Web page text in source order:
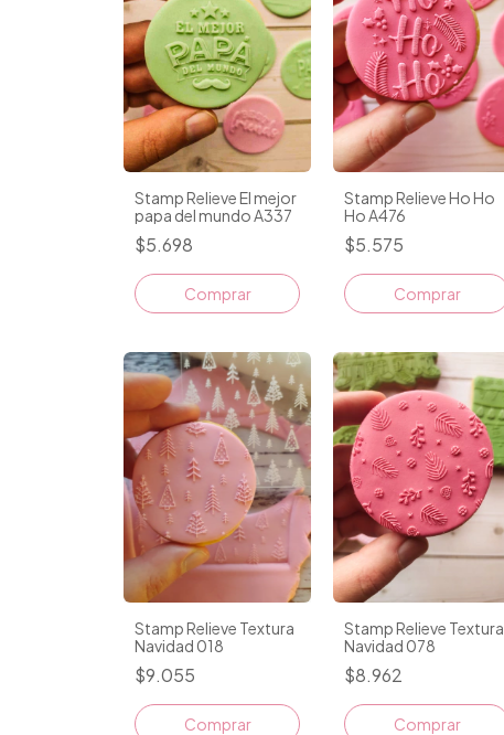
Stamp Relieve El mejor
papa del mundo A337
$5.698
Stamp Relieve Ho Ho
Ho A476
$5.575
Stamp Relieve Textura
Navidad 018
$9.055
Comprar
Stamp Relieve Textura
Navidad 078
$8.962
Comprar